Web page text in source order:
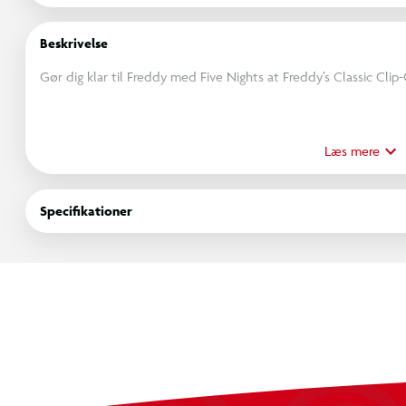
Beskrivelse
Gør dig klar til Freddy med Five Nights at Freddy’s Classic Clip-
blødt materiale og har en speciel clip, så du kan sætte dem
natlige eventyr.
Flere 10 cm Five Nights at Freddy’s Clip-On bamser er på vej
OBS! Varen er assorteret, og bestemt variant kan ikke
Læs mere
Specifikationer